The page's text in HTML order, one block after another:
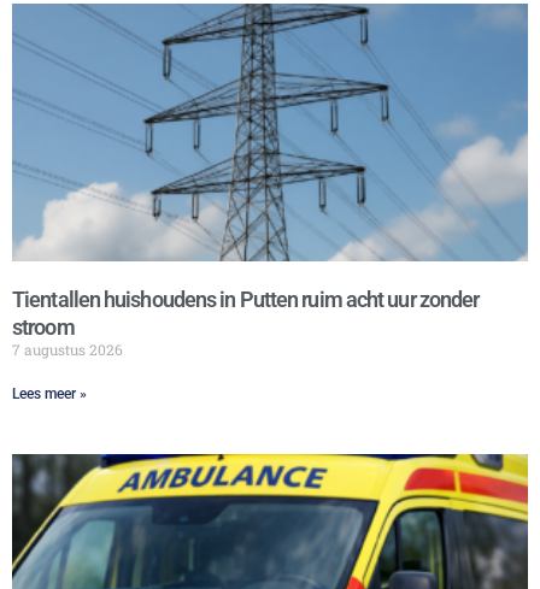
Tientallen huishoudens in Putten ruim acht uur zonder
stroom
7 augustus 2026
Lees meer »